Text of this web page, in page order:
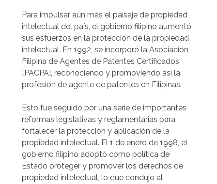
Para impulsar aún más el paisaje de propiedad
intelectual del país, el gobierno filipino aumentó
sus esfuerzos en la protección de la propiedad
intelectual. En 1992, se incorporó la Asociación
Filipina de Agentes de Patentes Certificados
[PACPA], reconociendo y promoviendo así la
profesión de agente de patentes en Filipinas.
Esto fue seguido por una serie de importantes
reformas legislativas y reglamentarias para
fortalecer la protección y aplicación de la
propiedad intelectual. El 1 de enero de 1998, el
gobierno filipino adoptó como política de
Estado proteger y promover los derechos de
propiedad intelectual, lo que condujo al